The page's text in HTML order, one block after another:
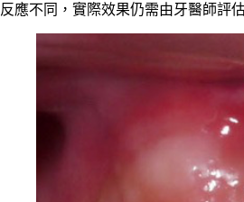
反應不同，實際效果仍需由牙醫師評